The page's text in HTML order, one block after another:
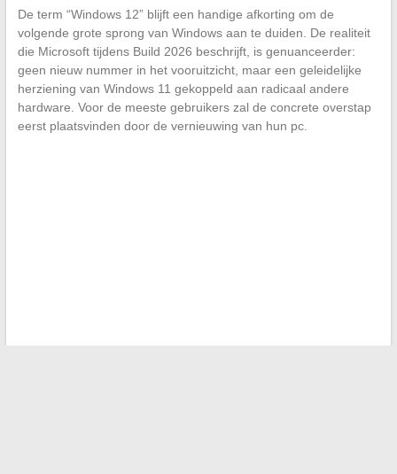
De term “Windows 12” blijft een handige afkorting om de
volgende grote sprong van Windows aan te duiden. De realiteit
die Microsoft tijdens Build 2026 beschrijft, is genuanceerder:
geen nieuw nummer in het vooruitzicht, maar een geleidelijke
herziening van Windows 11 gekoppeld aan radicaal andere
hardware. Voor de meeste gebruikers zal de concrete overstap
eerst plaatsvinden door de vernieuwing van hun pc.